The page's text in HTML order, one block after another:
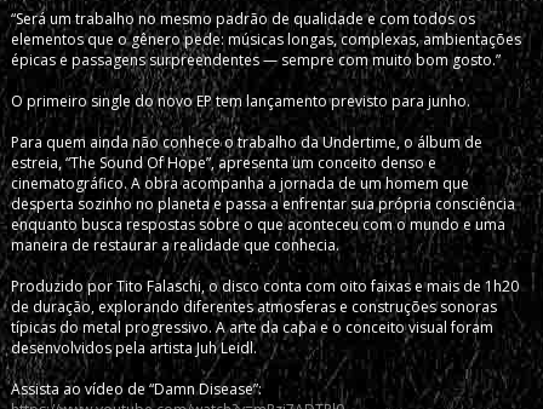
“Será um trabalho no mesmo padrão de qualidade e com todos os
elementos que o gênero pede: músicas longas, complexas, ambientações
épicas e passagens surpreendentes — sempre com muito bom gosto.”
O primeiro single do novo EP tem lançamento previsto para junho.
Para quem ainda não conhece o trabalho da Undertime, o álbum de
estreia, “The Sound Of Hope”, apresenta um conceito denso e
cinematográfico. A obra acompanha a jornada de um homem que
desperta sozinho no planeta e passa a enfrentar sua própria consciência
enquanto busca respostas sobre o que aconteceu com o mundo e uma
maneira de restaurar a realidade que conhecia.
Produzido por Tito Falaschi, o disco conta com oito faixas e mais de 1h20
de duração, explorando diferentes atmosferas e construções sonoras
típicas do metal progressivo. A arte da capa e o conceito visual foram
desenvolvidos pela artista Juh Leidl.
Assista ao vídeo de “Damn Disease”: